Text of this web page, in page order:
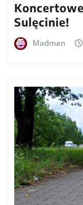
Sulęcinie!
Madman